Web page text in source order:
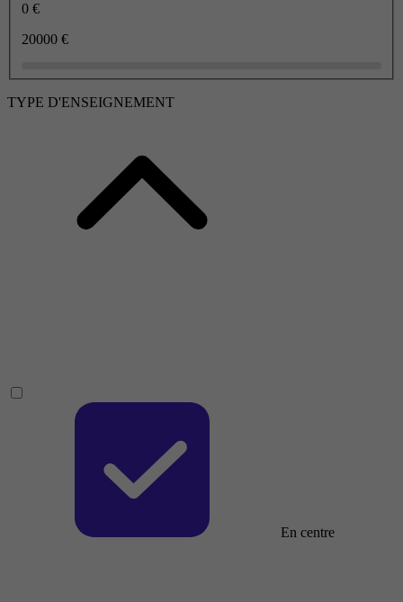
0 €
20000 €
TYPE D'ENSEIGNEMENT
En centre